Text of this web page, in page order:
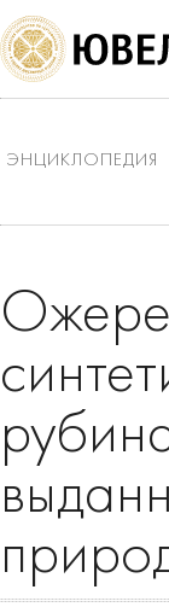
ЭНЦИКЛОПЕДИЯ